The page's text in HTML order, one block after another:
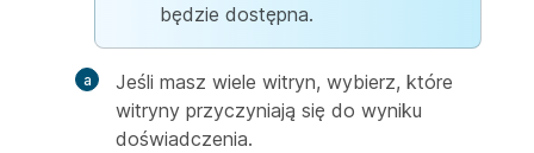
będzie dostępna.
Jeśli masz wiele witryn, wybierz, które
witryny przyczyniają się do wyniku
doświadczenia.